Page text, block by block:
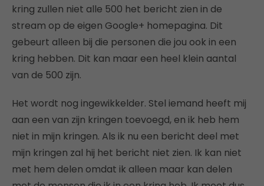
kring zullen niet alle 500 het bericht zien in de
stream op de eigen Google+ homepagina. Dit
gebeurt alleen bij die personen die jou ook in een
kring hebben. Dit kan maar een heel klein aantal
van de 500 zijn.
Het wordt nog ingewikkelder. Stel iemand heeft mij
aan een van zijn kringen toevoegd, en ik heb hem
niet in mijn kringen. Als ik nu een bericht deel met
mijn kringen zal hij het bericht niet zien. Ik kan niet
met hem delen omdat ik alleen maar kan delen